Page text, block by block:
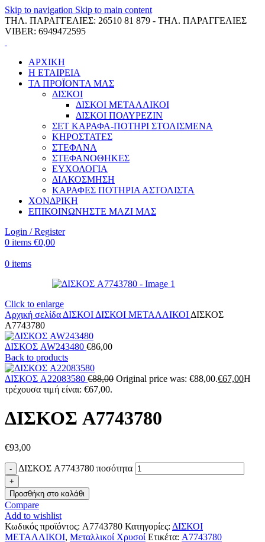
Skip to navigation Skip to main content
ΤΗΛ. ΠΑΡΑΓΓΕΛΙΕΣ: 26510 81 879 - ΤΗΛ. ΠΑΡΑΓΓΕΛΙΕΣ
VIBER: 6949472595
ΑΡΧΙΚΗ
Η ΕΤΑΙΡΕΙΑ
ΤΑ ΠΡΟΪΟΝΤΑ ΜΑΣ
ΔΙΣΚΟΙ
ΔΙΣΚΟΙ ΜΕΤΑΛΛΙΚΟΙ
ΔΙΣΚΟΙ ΠΟΛΥΡΕΖΙΝ
ΣΕΤ ΚΑΡΑΦΑ-ΠΟΤΗΡΙ ΣΤΟΛΙΣΜΕΝΑ
ΚΗΡΟΣΤΑΤΕΣ
ΣΤΕΦΑΝΑ
ΣΤΕΦΑΝΟΘΗΚΕΣ
ΕΥΧΟΛΟΓΙΑ
ΔΙΑΚΟΣΜΗΣΗ
ΚΑΡΑΦΕΣ ΠΟΤΗΡΙΑ ΑΣΤΟΛΙΣΤΑ
ΧΟΝΔΡΙΚΗ
ΕΠΙΚΟΙΝΩΝΗΣΤΕ ΜΑΖΙ ΜΑΣ
Login / Register
0 items €0,00
0 items
Click to enlarge
Αρχική σελίδα ΔΙΣΚΟΙ ΔΙΣΚΟΙ ΜΕΤΑΛΛΙΚΟΙ ΔΙΣΚΟΣ
A7743780
ΔΙΣΚΟΣ AW243480 €86,00
Back to products
ΔΙΣΚΟΣ A22083580 €88,00 Original price was: €88,00.€67,00Η
τρέχουσα τιμή είναι: €67,00.
ΔΙΣΚΟΣ A7743780
€93,00
ΔΙΣΚΟΣ A7743780 ποσότητα
Προσθήκη στο καλάθι
Compare
Add to wishlist
Κωδικός προϊόντος: A7743780 Κατηγορίες: ΔΙΣΚΟΙ
ΜΕΤΑΛΛΙΚΟΙ, Μεταλλικοί Χρυσοί Ετικέτα: A7743780